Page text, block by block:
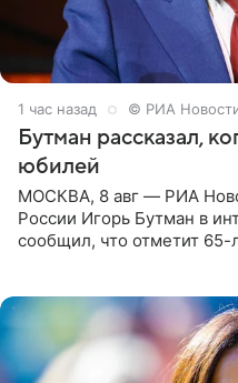
1 час назад © РИА
Бутман рассказал,
юбилей
МОСКВА, 8 авг — РИА
России Игорь Бутман в
сообщил, что отметит